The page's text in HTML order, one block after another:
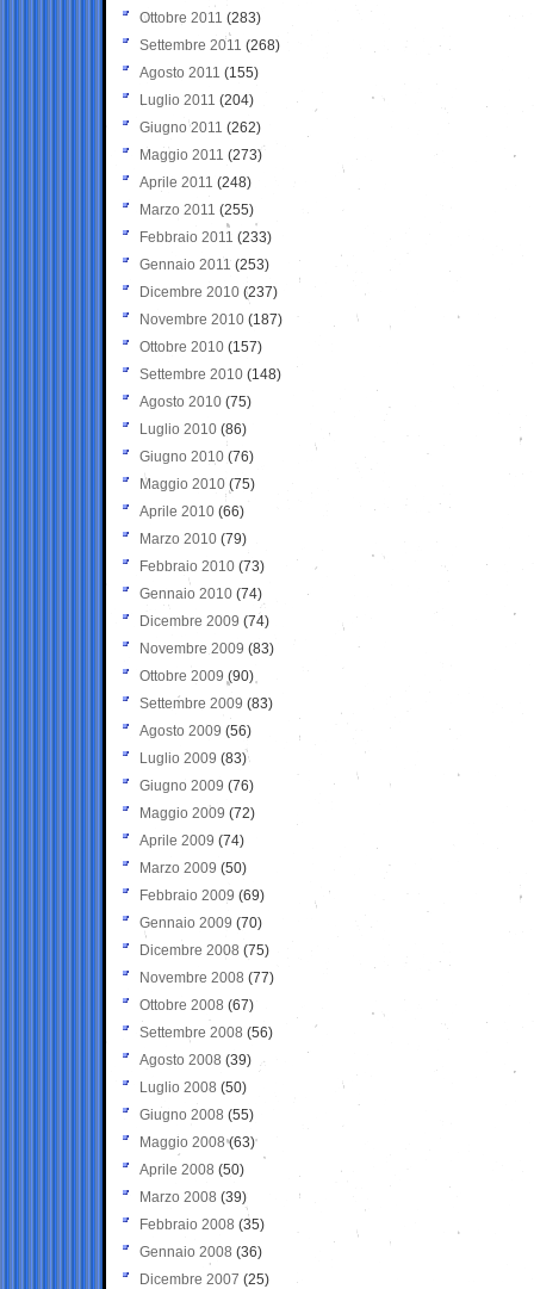
Ottobre 2011 (283)
Settembre 2011 (268)
Agosto 2011 (155)
Luglio 2011 (204)
Giugno 2011 (262)
Maggio 2011 (273)
Aprile 2011 (248)
Marzo 2011 (255)
Febbraio 2011 (233)
Gennaio 2011 (253)
Dicembre 2010 (237)
Novembre 2010 (187)
Ottobre 2010 (157)
Settembre 2010 (148)
Agosto 2010 (75)
Luglio 2010 (86)
Giugno 2010 (76)
Maggio 2010 (75)
Aprile 2010 (66)
Marzo 2010 (79)
Febbraio 2010 (73)
Gennaio 2010 (74)
Dicembre 2009 (74)
Novembre 2009 (83)
Ottobre 2009 (90)
Settembre 2009 (83)
Agosto 2009 (56)
Luglio 2009 (83)
Giugno 2009 (76)
Maggio 2009 (72)
Aprile 2009 (74)
Marzo 2009 (50)
Febbraio 2009 (69)
Gennaio 2009 (70)
Dicembre 2008 (75)
Novembre 2008 (77)
Ottobre 2008 (67)
Settembre 2008 (56)
Agosto 2008 (39)
Luglio 2008 (50)
Giugno 2008 (55)
Maggio 2008(63)
Aprile 2008 (50)
Marzo 2008 (39)
Febbraio 2008 (35)
Gennaio 2008 (36)
Dicembre 2007 (25)